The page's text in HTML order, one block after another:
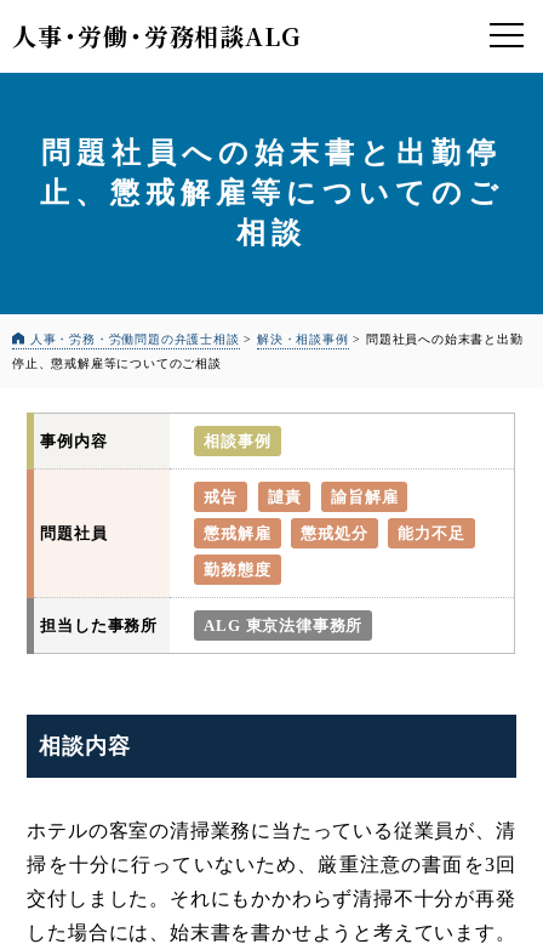
人事・労働・労務相談ALG
問題社員への始末書と出勤停
止、懲戒解雇等についてのご
相談
人事・労務・労働問題の弁護士相談 >解決・相談事例 > 問題社員への始末書と出勤
停止、懲戒解雇等についてのご相談
事例内容 相談事例
問題社員
戒告 譴責
諭旨解雇
懲戒解雇
懲戒処分
能力不足
勤務態度
担当した事務所 ALG 東京法律事務所
相談内容
ホテルの客室の清掃業務に当たっている従業員が、清
掃を十分に行っていないため、厳重注意の書面を3回
交付しました。それにもかかわらず清掃不十分が再発
した場合には、始末書を書かせようと考えています。